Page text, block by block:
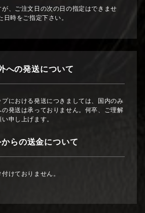
、ご注文日の次の日の指定はできませ
時をご指定下さい。
への発送について
における発送につきましては、国内のみ
の発送は承っておりません。何卒、ご理解
申し上げます。
らの送金について
けておりません。